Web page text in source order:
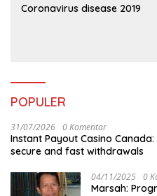
Coronavirus disease 2019
POPULER
31/07/2026 0 Komentar
Instant Payout Casino
secure and fast withdrawals
04/11/2025 0
Marsah: